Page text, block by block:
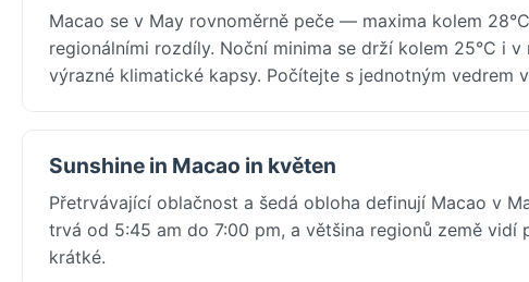
Macao se v May rovnoměrně peče — maxima kolem
regionálními rozdíly. Noční minima se drží kolem 25°C i
výrazné klimatické kapsy. Počítejte s jednotným vedrem
Sunshine in Macao in květen
Přetrvávající oblačnost a šedá obloha definují Macao v
trvá od 5:45 am do 7:00 pm, a většina regionů země
krátké.